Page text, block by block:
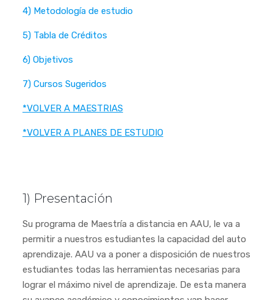
4) Metodología de estudio
5) Tabla de Créditos
6) Objetivos
7) Cursos Sugeridos
*VOLVER A MAESTRIAS
*VOLVER A PLANES DE ESTUDIO
1) Presentación
Su programa de Maestría a distancia en AAU, le va a
permitir a nuestros estudiantes la capacidad del auto
aprendizaje. AAU va a poner a disposición de nuestros
estudiantes todas las herramientas necesarias para
lograr el máximo nivel de aprendizaje. De esta manera